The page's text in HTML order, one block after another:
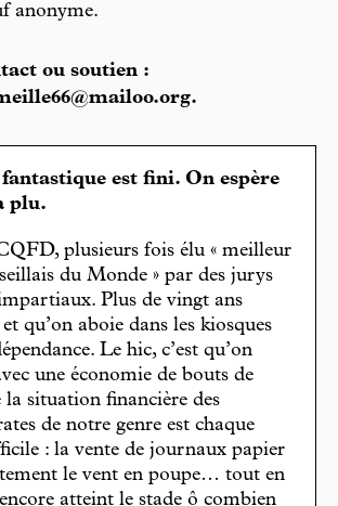
anonyme.
ou soutien :
est fini. On espère
plu.
plusieurs fois élu « meilleur
du Monde » par des jurys
Plus de vingt ans
qu’on aboie dans les kiosques
Le hic, c’est qu’on
une économie de bouts de
la situation financière des
de notre genre est chaque
: la vente de journaux papier
le vent en poupe… tout en
atteint le stade ô combien